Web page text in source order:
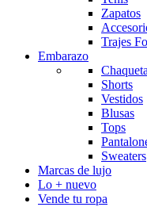
Zapatos
Trajes
Embarazo
Chaqueta
Shorts
Vestidos
Blusas
Tops
Sweaters
Marcas de lujo
Lo + nuevo
Vende tu ropa